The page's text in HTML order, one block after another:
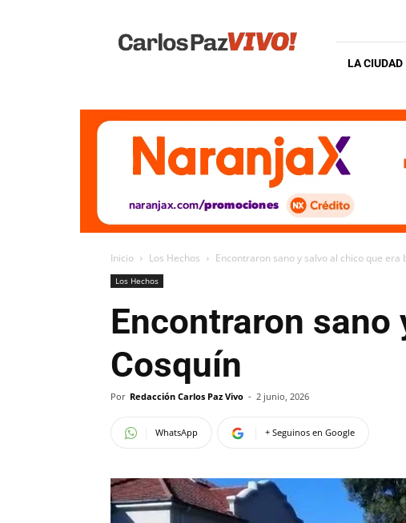
Vivo
LA CIUDAD
Inicio Los Hechos Encontraron sano y salvo al chico que era
Los Hechos
Encontraron sano
Cosquín
Por Redacción Carlos Paz Vivo - 2 junio, 2026
WhatsApp + Seguinos en Google